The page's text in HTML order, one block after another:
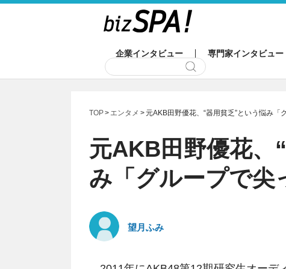
企業インタビュー 専門家インタビュー
TOP エンタメ 元AKB田野優花、“器用貧乏”という悩み「
元AKB田野優花、
み「グループで尖
望月ふみ